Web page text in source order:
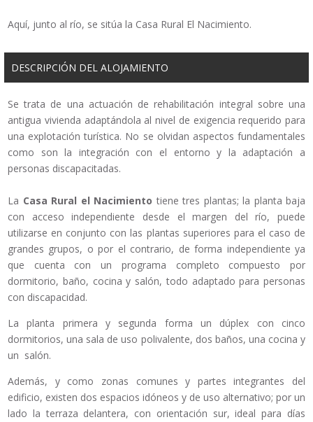
Aquí, junto al río, se sitúa la Casa Rural El Nacimiento.
DESCRIPCIÓN DEL ALOJAMIENTO
Se trata de una actuación de rehabilitación integral sobre una
antigua vivienda adaptándola al nivel de exigencia requerido para
una explotación turística. No se olvidan aspectos fundamentales
como son la integración con el entorno y la adaptación a
personas discapacitadas.
La Casa Rural el Nacimiento tiene tres plantas; la planta baja
con acceso independiente desde el margen del río, puede
utilizarse en conjunto con las plantas superiores para el caso de
grandes grupos, o por el contrario, de forma independiente ya
que cuenta con un programa completo compuesto por
dormitorio, baño, cocina y salón, todo adaptado para personas
con discapacidad.
La planta primera y segunda forma un dúplex con cinco
dormitorios, una sala de uso polivalente, dos baños, una cocina y
un salón.
Además, y como zonas comunes y partes integrantes del
edificio, existen dos espacios idóneos y de uso alternativo; por un
lado la terraza delantera, con orientación sur, ideal para días